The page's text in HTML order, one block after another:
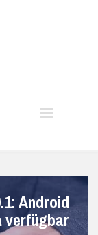
Android
verfügbar